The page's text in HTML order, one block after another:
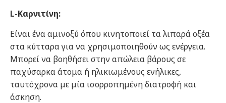
L-Καρνιτίνη:
Είναι ένα αμινοξύ όπου κινητοποιεί τα λιπαρά οξέα
στα κύτταρα για να χρησιμοποιηθούν ως ενέργεια.
Mπορεί να βοηθήσει στην απώλεια βάρους σε
παχύσαρκα άτομα ή ηλικιωμένους ενήλικες,
ταυτόχρονα με μία ισορροπημένη διατροφή και
άσκηση.